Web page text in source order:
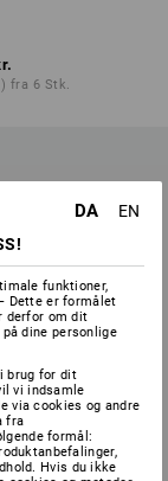
fra 6 Stk.
DA
EN
funktioner,
Dette er formålet
derfor om dit
dine personlige
brug for dit
vi indsamle
via cookies og andre
fra
formål:
Hvis du ikke